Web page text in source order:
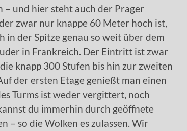
– und hier steht auch der Prager
zwar nur knappe 60 Meter hoch ist,
in der Spitze genau so weit über dem
in Frankreich. Der Eintritt ist zwar
knapp 300 Stufen bis hin zur zweiten
der ersten Etage genießt man einen
Turms ist weder vergittert, noch
du immerhin durch geöffnete
– so die Wolken es zulassen. Wir